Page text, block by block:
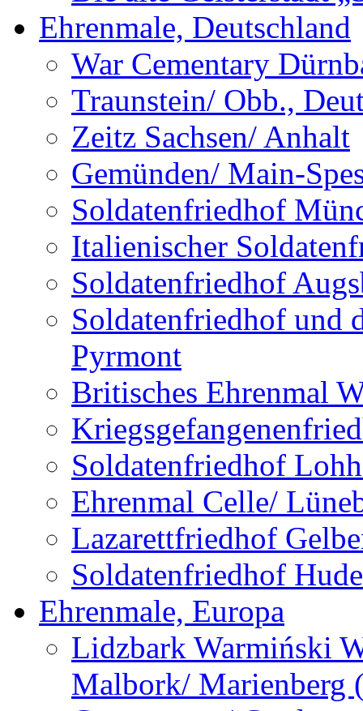
Ehrenmale, Deutschland
War Cementary
Traunstein/ Obb.,
Zeitz Sachsen/ Anhalt
Gemünden/ Main-
Soldatenfriedhof
Italienischer
Soldatenfriedhof
Soldatenfriedhof und
Pyrmont
Britisches Ehrenmal
Soldatenfriedhof
Ehrenmal Celle/
Lazarettfriedhof
Soldatenfriedhof
Ehrenmale, Europa
Lidzbark Warmiński
Malbork/ Marienberg